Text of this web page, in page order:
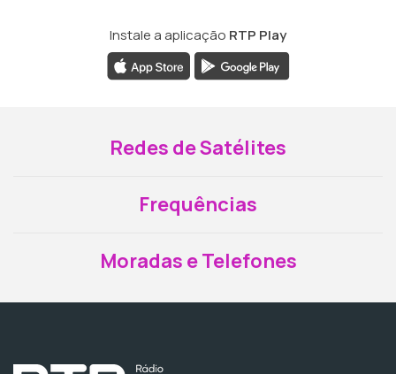
Instale a aplicação RTP Play
Redes de Satélites
Frequências
Moradas e Telefones